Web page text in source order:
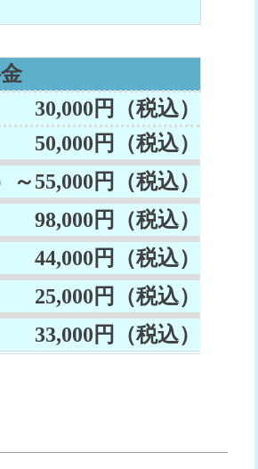
30,000円（税込）
50,000円（税込）
～55,000円（税込）
98,000円（税込）
44,000円（税込）
25,000円（税込）
33,000円（税込）